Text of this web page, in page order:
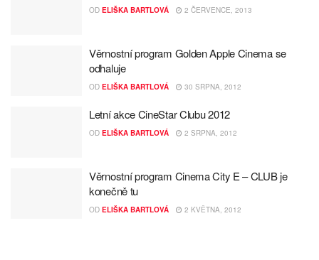
OD ELIŠKA BARTLOVÁ 2 ČERVENCE, 2013
Věrnostní program Golden Apple Cinema se
odhaluje
OD ELIŠKA BARTLOVÁ 30 SRPNA, 2012
Letní akce CineStar Clubu 2012
OD ELIŠKA BARTLOVÁ 2 SRPNA, 2012
Věrnostní program Cinema City E – CLUB je
konečně tu
OD ELIŠKA BARTLOVÁ 2 KVĚTNA, 2012